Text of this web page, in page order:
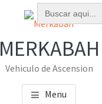
Buscar:
MERKABAH
Vehiculo de Ascension
Menu